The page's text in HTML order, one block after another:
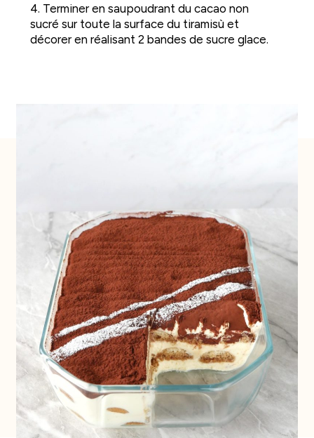
4. Terminer en saupoudrant du cacao non
sucré sur toute la surface du tiramisù et
décorer en réalisant 2 bandes de sucre glace.